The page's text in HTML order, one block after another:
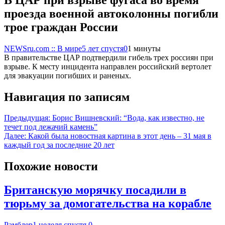
проезда военной автоколонны погибли
трое граждан России
NEWSru.com :: В мире5 лет спустя01 минуты
В правительстве ЦАР подтвердили гибель трех россиян при
взрыве. К месту инцидента направлен российский вертолет
для эвакуации погибших и раненых.
Навигация по записям
Предыдущая: Борис Вишневский: “Вода, как известно, не
течет под лежачий камень”
Далее: Какой была новостная картина в этот день – 31 мая в
каждый год за последние 20 лет
Похожие новости
Британскую морячку посадили в
тюрьму за домогательства на корабле